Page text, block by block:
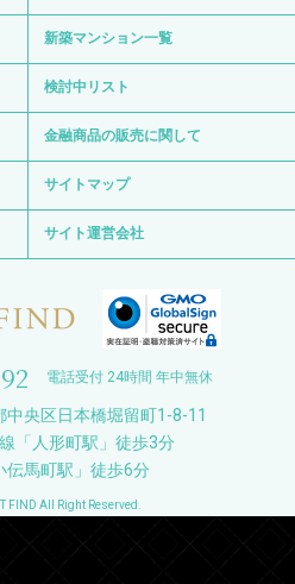
新築マンション一覧
検討中リスト
金融商品の販売に関して
サイトマップ
サイト運営会社
電話受付 24時間 年中無休
央区日本橋堀留町1-8-11
「人形町駅」徒歩3分
伝馬町駅」徒歩6分
FIND All Right Reserved.